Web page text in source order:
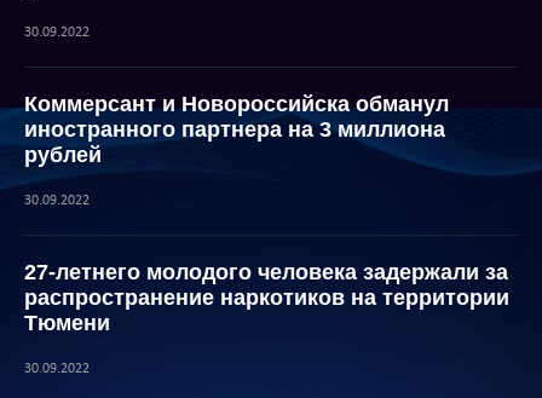
30.09.2022
Коммерсант и Новороссийска обманул
иностранного партнера на 3 миллиона
рублей
30.09.2022
27-летнего молодого человека задержали за
распространение наркотиков на территории
Тюмени
30.09.2022